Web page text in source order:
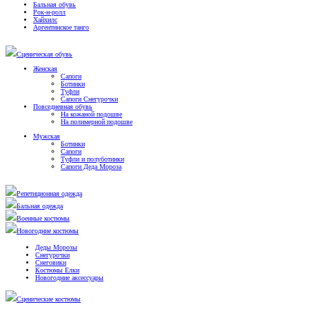
Бальная обувь
Рок-н-ролл
Хайхилс
Аргентинское танго
Сценическая обувь
Женская
Сапоги
Ботинки
Туфли
Сапоги Снегурочки
Повседневная обувь
На кожаной подошве
На полимерной подошве
Мужская
Ботинки
Сапоги
Туфли и полуботинки
Сапоги Деда Мороза
Репетиционная одежда
Бальная одежда
Военные костюмы
Новогодние костюмы
Деды Морозы
Снегурочки
Снеговики
Костюмы Елки
Новогодние аксессуары
Сценические костюмы